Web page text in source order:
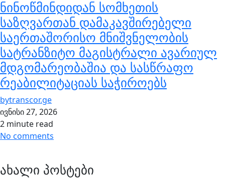
ნინოწმინდიდან სომხეთის
საზღვართან დამაკავშირებელი
საერთაშორისო მნიშვნელობის
სატრანზიტო მაგისტრალი ავარიულ
მდგომარეობაშია და სასწრაფო
რეაბილიტაციას საჭიროებს
bytranscor.ge
ივნისი 27, 2026
2 minute read
No comments
ახალი პოსტები